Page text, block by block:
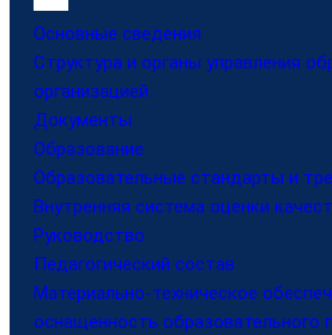
Основные сведения
Структура и органы управления
организацией
Документы
Образование
Образовательные стандарты и
Внутренняя система оценки
Руководство
Педагогический состав
Материально-техническое
оснащенность образовательного